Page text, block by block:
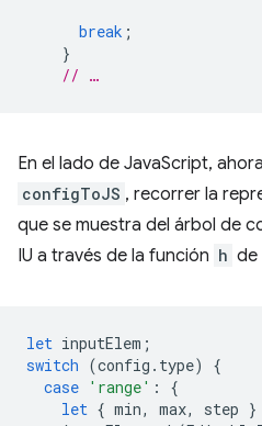
break ;
}
// …
En el lado de JavaScript,
configToJS , recorrer la
que se muestra del árbol de
IU a través de la función h de
let inputElem ;
switch (config . type)
{
case 'range' :
{
let { min, max, step }